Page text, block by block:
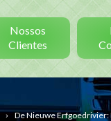
Nossos
Clientes
De Nieuwe